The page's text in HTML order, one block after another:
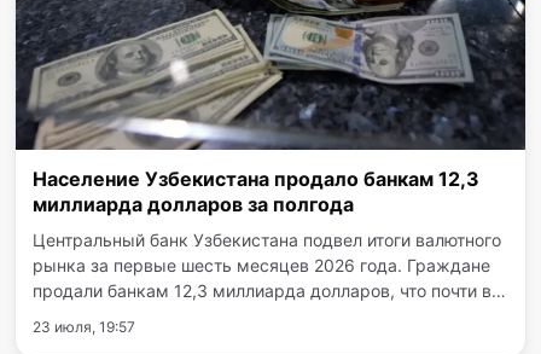
Население Узбекистана продало банкам 12,3
миллиарда долларов за полгода
Центральный банк Узбекистана подвел итоги валютного
рынка за первые шесть месяцев 2026 года. Граждане
продали банкам 12,3 миллиарда долларов, что почти в
Одновременно с этим вырос и объем покупки
23 июля, 19:57